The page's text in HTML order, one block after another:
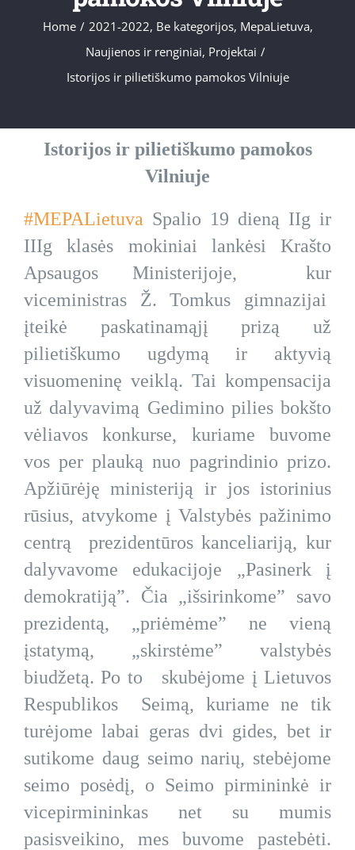
Home / 2021-2022, Be kategorijos, MepaLietuva,
Naujienos ir renginiai, Projektai /
Istorijos ir pilietiškumo pamokos Vilniuje
Istorijos ir pilietiškumo pamokos
Vilniuje
#MEPALietuva Spalio 19 dieną IIg ir
IIIg klasės mokiniai lankėsi Krašto
Apsaugos Ministerijoje, kur
viceministras Ž. Tomkus gimnazijai
įteikė paskatinamąjį prizą už
pilietiškumo ugdymą ir aktyvią
visuomeninę veiklą. Tai kompensacija
už dalyvavimą Gedimino pilies bokšto
vėliavos konkurse, kuriame buvome
vos per plauką nuo pagrindinio prizo.
Apžiūrėję ministeriją ir jos istorinius
rūsius, atvykome į Valstybės pažinimo
centrą prezidentūros kanceliariją, kur
dalyvavome edukacijoje „Pasinerk į
demokratiją”. Čia „išsirinkome” savo
prezidentą, „priėmėme” ne vieną
įstatymą, „skirstėme” valstybės
biudžetą. Po to skubėjome į Lietuvos
Respublikos Seimą, kuriame ne tik
turėjome labai geras dvi gides, bet ir
sutikome daug seimo narių, stebėjome
seimo posėdį, o Seimo pirmininkė ir
vicepirmininkas net su mumis
pasisveikino, mes buvome pastebėti.